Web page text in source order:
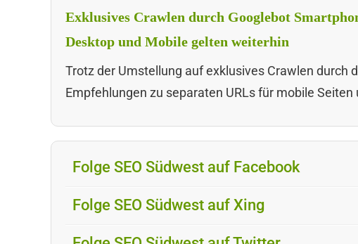
Exklusives Crawlen durch Googlebot
Desktop und Mobile gelten weiterhin
Trotz der Umstellung auf exklusives Crawlen durch
Empfehlungen zu separaten URLs für mobile
Folge SEO Südwest auf Facebook
Folge SEO Südwest auf Xing